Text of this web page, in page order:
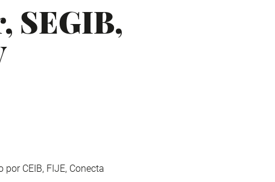
SEGIB,
por CEIB, FIJE, Conecta